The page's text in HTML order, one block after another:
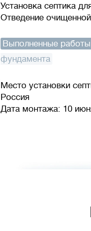
Установка септика
Отведение
Выполненные работы
фундамента
Место установки
Россия
Дата монтажа: 10